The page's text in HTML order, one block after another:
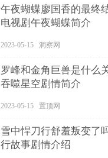
午夜蝴蝶廖国香的最终
电视剧午夜蝴蝶简介
2023-05-15 洞察网
罗峰和金角巨兽是什么
吞噬星空剧情简介
2023-05-15 置顶网
雪中悍刀行舒羞叛变了
行故事剧情介绍